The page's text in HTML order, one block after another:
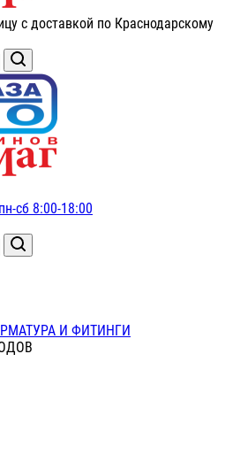
с доставкой по Краснодарскому
сб 8:00-18:00
И ФИТИНГИ